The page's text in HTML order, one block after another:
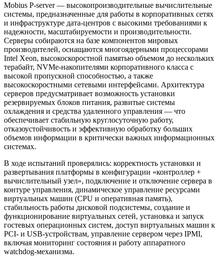
Mobius P-server — высокопроизводительные вычислительные
системы, предназначенные для работы в корпоративных сетях
и инфраструктуре дата-центров с высокими требованиями к
надежности, масштабируемости и производительности.
Серверы собираются на базе компонентов мировых
производителей, оснащаются многоядерными процессорами
Intel Xeon, высокоскоростной памятью объемом до нескольких
терабайт, NVMe-накопителями корпоративного класса с
высокой пропускной способностью, а также
высокоскоростными сетевыми интерфейсами. Архитектура
серверов предусматривает возможность установки
резервируемых блоков питания, развитые системы
охлаждения и средства удаленного управления — что
обеспечивает стабильную круглосуточную работу,
отказоустойчивость и эффективную обработку больших
объемов информации в критически важных информационных
системах.
В ходе испытаний проверялись: корректность установки и
развертывания платформы в конфигурации «контроллер +
вычислительный узел», подключение и отключение сервера в
контуре управления, динамическое управление ресурсами
виртуальных машин (CPU и оперативная память),
стабильность работы дисковой подсистемы, создание и
функционирование виртуальных сетей, установка и запуск
гостевых операционных систем, доступ виртуальных машин к
PCI- и USB-устройствам, управление сервером через IPMI,
включая мониторинг состояния и работу аппаратного
watchdog-механизма.